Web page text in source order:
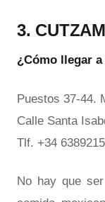
3.
¿Cómo llegar
Puestos 37-44.
Calle Santa
Tlf. +34
No hay que